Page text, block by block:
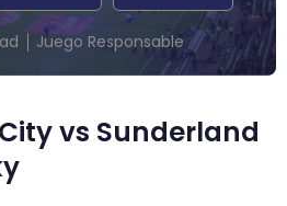
Juego Responsable
vs Sunderland